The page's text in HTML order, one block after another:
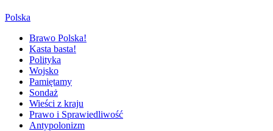
Polska
Brawo Polska!
Kasta basta!
Polityka
Wojsko
Pamiętamy
Sondaż
Wieści z kraju
Prawo i Sprawiedliwość
Antypolonizm